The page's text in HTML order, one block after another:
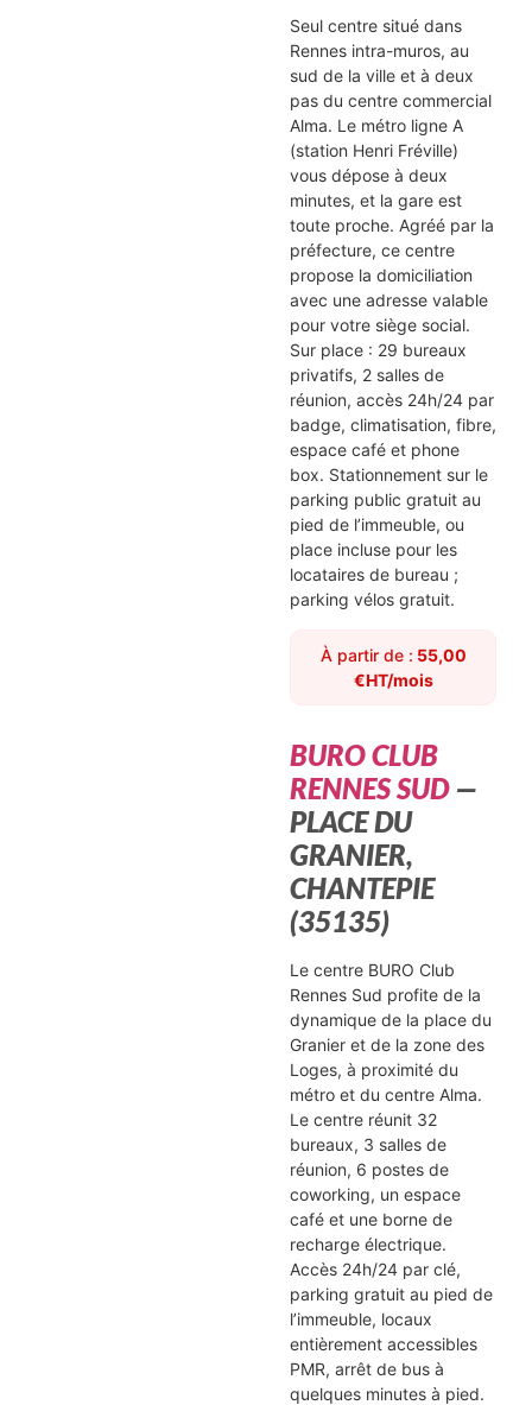
Seul centre situé dans
Rennes intra-muros, au
sud de la ville et à deux
pas du centre commercial
Alma. Le métro ligne A
(station Henri Fréville)
vous dépose à deux
minutes, et la gare est
toute proche. Agréé par la
préfecture, ce centre
propose la domiciliation
avec une adresse valable
pour votre siège social.
Sur place : 29 bureaux
privatifs, 2 salles de
réunion, accès 24h/24 par
badge, climatisation, fibre,
espace café et phone
box. Stationnement sur le
parking public gratuit au
pied de l’immeuble, ou
place incluse pour les
locataires de bureau ;
parking vélos gratuit.
À partir de : 55,00
€HT/mois
BURO CLUB
RENNES SUD—
PLACE DU
GRANIER,
CHANTEPIE
(35135)
Le centre BURO Club
Rennes Sud profite de la
dynamique de la place du
Granier et de la zone des
Loges, à proximité du
métro et du centre Alma.
Le centre réunit 32
bureaux, 3 salles de
réunion, 6 postes de
coworking, un espace
café et une borne de
recharge électrique.
Accès 24h/24 par clé,
parking gratuit au pied de
l’immeuble, locaux
entièrement accessibles
PMR, arrêt de bus à
quelques minutes à pied.